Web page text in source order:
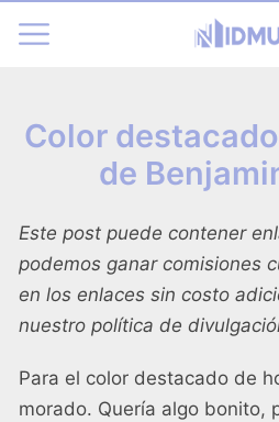
Color
de
Este post puede contener
podemos ganar comisiones
en los enlaces sin costo
nuestro política de
Para el color destacado de
morado. Quería algo bonito,